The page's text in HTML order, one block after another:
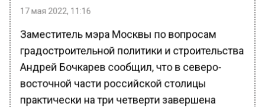
17 мая 2022, 11:16
Заместитель мэра Москвы по вопросам
градостроительной политики и строительства
Андрей Бочкарев сообщил, что в северо-
восточной части российской столицы
практически на три четверти завершена